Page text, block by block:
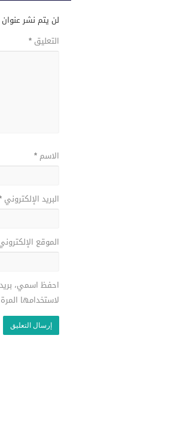
لن يتم نشر عنوان
التعليق *
الاسم *
البريد الإلكتروني
الموقع
احفظ اسمي،
لاستخدامها